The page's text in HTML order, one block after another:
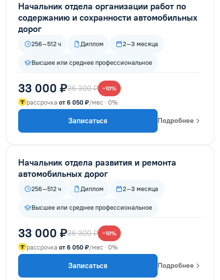
Начальник отдела организации работ по
содержанию и сохранности автомобильных
дорог
256–512 ч Диплом 2–3 месяца
Высшее или среднее профессиональное
33 000 ₽36 300 ₽ −10%
рассрочка от 6 050 ₽/мес · 0%
Записаться Подробнее
Начальник отдела развития и ремонта
автомобильных дорог
256–512 ч Диплом 2–3 месяца
Высшее или среднее профессиональное
33 000 ₽36 300 ₽ −10%
рассрочка от 6 050 ₽/мес · 0%
Записаться Подробнее